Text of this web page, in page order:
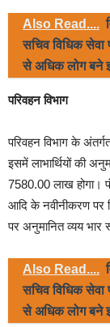
Also Read....
सचिव विधिक सेवा
से अधिक लोग बने
परिवहन विभाग
परिवहन विभाग के
इसमें लाभार्थियों की
7580.00 लाख होगा।
आदि के नवीनीकरण पर
पर अनुमानित व्यय
Also Read....
सचिव विधिक सेवा
से अधिक लोग बने